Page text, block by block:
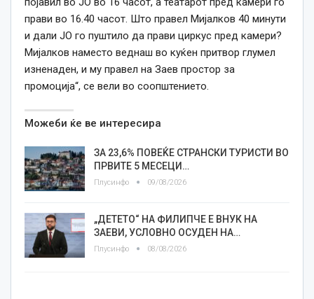
прави во 16.40 часот. Што правел Мијалков 40 минути
и дали ЈО го пуштило да прави циркус пред камери?
Мијалков наместо веднаш во куќен притвор глумел
изненаден, и му правел на Заев простор за
промоција“, се вели во соопштението.
Можеби ќе ве интересира
ЗА 23,6% ПОВЕЌЕ СТРАНСКИ ТУРИСТИ ВО
ПРВИТЕ 5 МЕСЕЦИ…
Плусинфо 09/08/2026
„ДЕТЕТО“ НА ФИЛИПЧЕ Е ВНУК НА
ЗАЕВИ, УСЛОВНО ОСУДЕН НА…
Плусинфо 08/08/2026